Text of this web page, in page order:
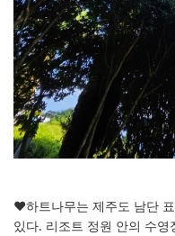
♥하트나무는 제주도 남단
있다. 리조트 정원 안의 수